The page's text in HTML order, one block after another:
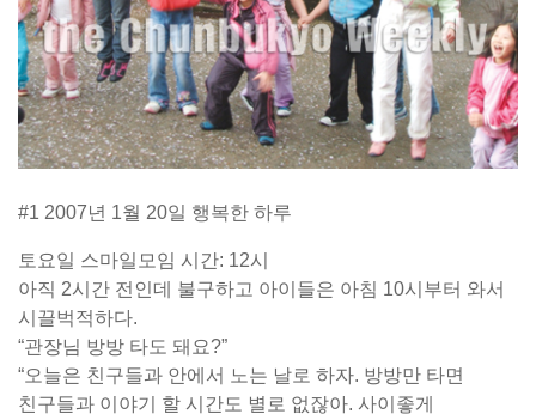
#1 2007년 1월 20일 행복한 하루
토요일 스마일모임 시간: 12시
아직 2시간 전인데 불구하고 아이들은 아침 10시부터 와서
시끌벅적하다.
“관장님 방방 타도 돼요?”
“오늘은 친구들과 안에서 노는 날로 하자. 방방만 타면
친구들과 이야기 할 시간도 별로 없잖아. 사이좋게